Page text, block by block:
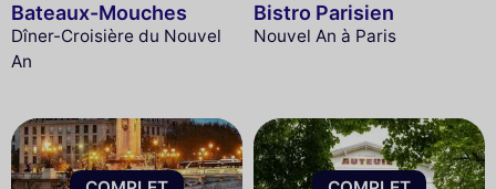
Bateaux-Mouches
Dîner-Croisière du Nouvel
An
Bistro Parisien
Nouvel An à Paris